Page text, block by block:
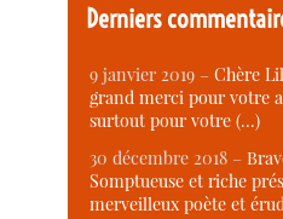
Derniers
9 janvier 2019 –Chère
grand merci pour votre
surtout pour votre (…)
30 décembre 2018 –
Somptueuse et riche
merveilleux poète et